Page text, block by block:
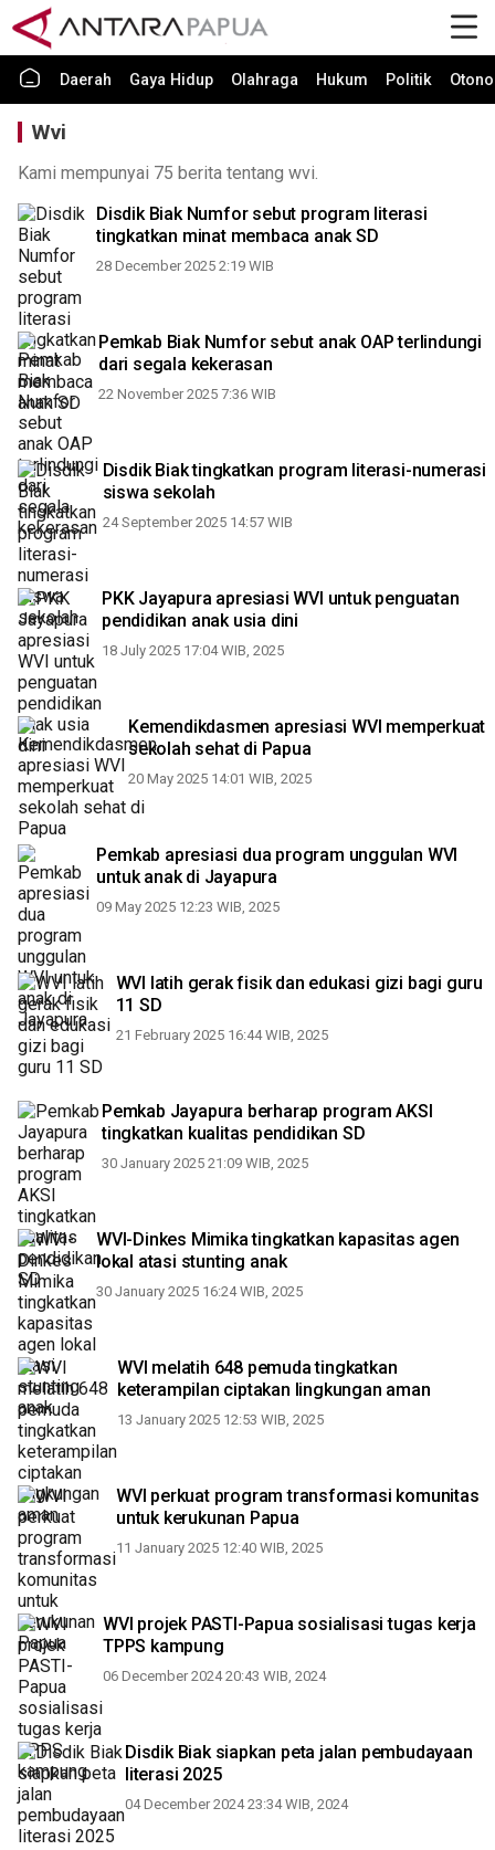
Daerah Gaya Hidup Olahraga Hukum Politik
Wvi
Kami mempunyai 75 berita tentang wvi.
Disdik Biak Numfor sebut program literasi
tingkatkan minat membaca anak SD
28 December 2025 2:19 WIB
Pemkab Biak Numfor sebut anak OAP terlindungi
dari segala kekerasan
22 November 2025 7:36 WIB
Disdik Biak tingkatkan program literasi-numerasi
siswa sekolah
24 September 2025 14:57 WIB
PKK Jayapura apresiasi WVI untuk penguatan
pendidikan anak usia dini
18 July 2025 17:04 WIB, 2025
Kemendikdasmen apresiasi WVI memperkuat
sekolah sehat di Papua
20 May 2025 14:01 WIB, 2025
Pemkab apresiasi dua program unggulan WVI
untuk anak di Jayapura
09 May 2025 12:23 WIB, 2025
WVI latih gerak fisik dan edukasi gizi bagi guru
11 SD
21 February 2025 16:44 WIB, 2025
Pemkab Jayapura berharap program AKSI
tingkatkan kualitas pendidikan SD
30 January 2025 21:09 WIB, 2025
WVI-Dinkes Mimika tingkatkan kapasitas agen
lokal atasi stunting anak
30 January 2025 16:24 WIB, 2025
WVI melatih 648 pemuda tingkatkan
keterampilan ciptakan lingkungan aman
13 January 2025 12:53 WIB, 2025
WVI perkuat program transformasi komunitas
untuk kerukunan Papua
11 January 2025 12:40 WIB, 2025
WVI projek PASTI-Papua sosialisasi tugas kerja
TPPS kampung
06 December 2024 20:43 WIB, 2024
Disdik Biak siapkan peta jalan pembudayaan
literasi 2025
04 December 2024 23:34 WIB, 2024